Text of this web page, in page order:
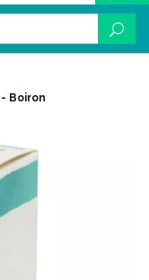
Boiron